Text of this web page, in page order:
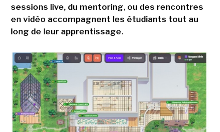
sessions live, du mentoring, ou des rencontres
en vidéo accompagnent les étudiants tout au
long de leur apprentissage.